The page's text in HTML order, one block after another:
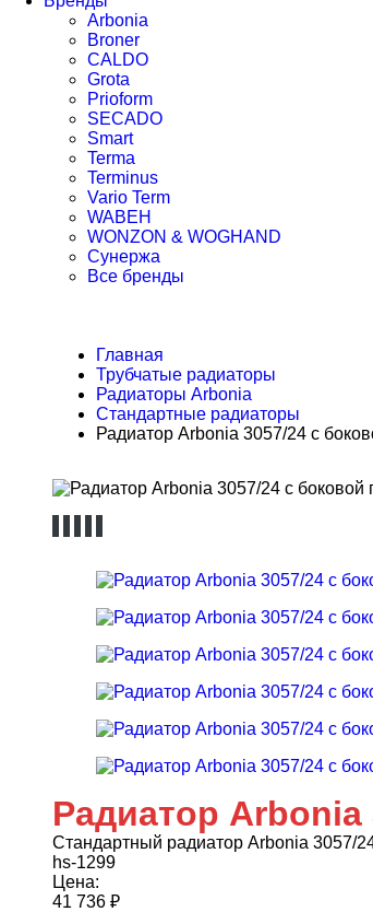
Arbonia
Broner
CALDO
Grota
Prioform
SECADO
Smart
Terma
Terminus
Vario Term
WABEH
WONZON & WOGHAND
Сунержа
Все бренды
Главная
Трубчатые радиаторы
Радиаторы Arbonia
Стандартные радиаторы
Радиатор Arbonia 3057/24 с
Радиатор
Стандартный радиатор Arbonia 3057/
hs-1299
Цена:
41 736 ₽